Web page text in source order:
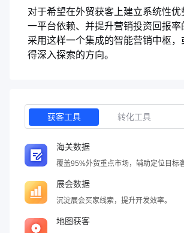
对于希望在外贸获客上建立系统性
一平台依赖、并提升营销投资回报率
采用这样一个集成的智能营销中枢，
得深入探索的方向。
获客工具 转化工具
海关数据
覆盖95%外贸重点市场，辅助定位目标客
展会数据
沉淀展会买家线索，提升开发效率。
地图获客